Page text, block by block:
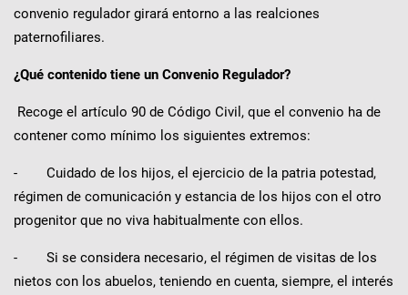
convenio regulador girará entorno a las realciones
paternofiliares.
¿Qué contenido tiene un Convenio Regulador?
Recoge el artículo 90 de Código Civil, que el convenio ha de
contener como mínimo los siguientes extremos:
- Cuidado de los hijos, el ejercicio de la patria potestad,
régimen de comunicación y estancia de los hijos con el otro
progenitor que no viva habitualmente con ellos.
- Si se considera necesario, el régimen de visitas de los
nietos con los abuelos, teniendo en cuenta, siempre, el interés